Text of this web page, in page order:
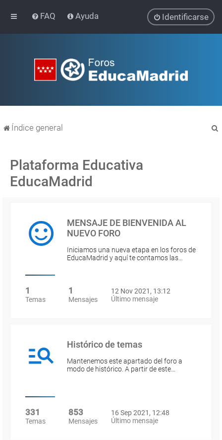
FAQ Ayuda Identificarse
Índice general
Plataforma Educativa
EducaMadrid
MENSAJE DE BIENVENIDA AL
NUEVO FORO
Iniciamos una nueva etapa en los foros de
EducaMadrid y aquí te contamos las…
1
Temas
1
Mensajes
12 Nov 2021, 13:12
Último mensaje
Histórico de temas
Mantenemos este apartado del foro a
modo de histórico. A partir de este…
331
Temas
853
Mensajes
16 Sep 2021, 12:48
Último mensaje